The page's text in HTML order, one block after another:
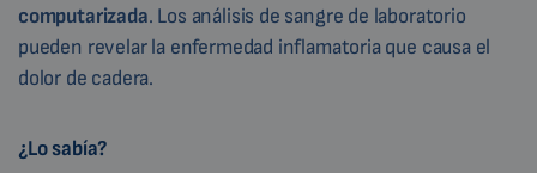
computarizada. Los análisis de sangre de laboratorio
pueden revelar la enfermedad inflamatoria que causa el
dolor de cadera.
¿Lo sabía?